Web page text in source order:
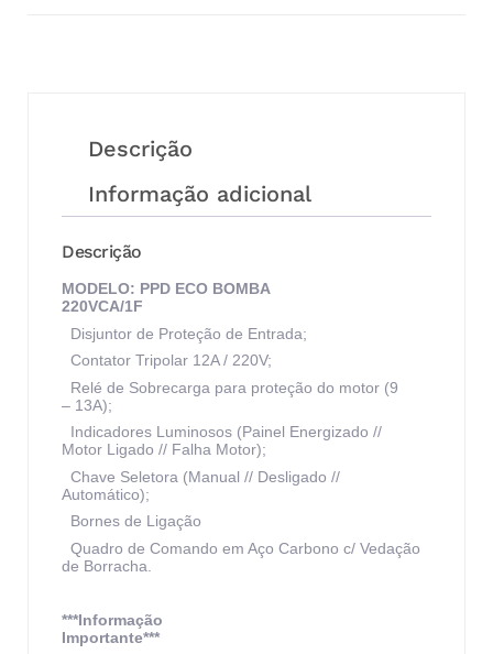
Descrição
Informação adicional
Descrição
MODELO: PPD ECO BOMBA
220VCA/1F
Disjuntor de Proteção de Entrada;
Contator Tripolar 12A / 220V;
Relé de Sobrecarga para proteção do motor (9
– 13A);
Indicadores Luminosos (Painel Energizado //
Motor Ligado // Falha Motor);
Chave Seletora (Manual // Desligado //
Automático);
Bornes de Ligação
Quadro de Comando em Aço Carbono c/ Vedação
de Borracha.
***Informação
Importante***